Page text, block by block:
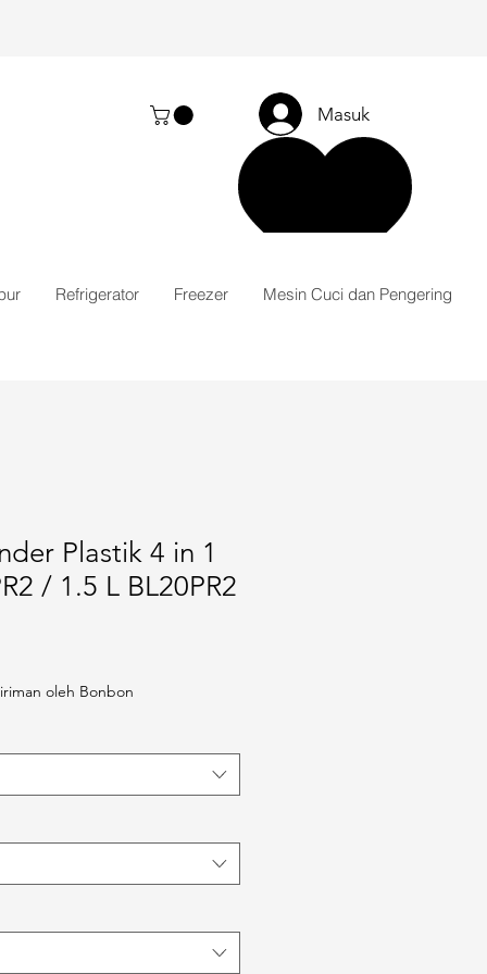
Masuk
Refrigerator Freezer Mesin Cuci dan Pengering
Plastik 4 in 1
/ 1.5 L BL20PR2
oleh Bonbon